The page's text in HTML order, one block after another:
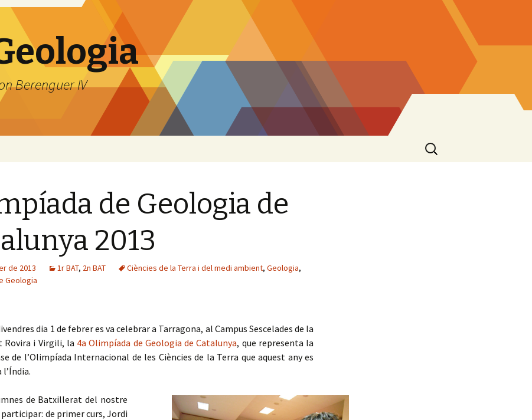
Berenguer IV
Cerca:
de Geologia de
2013
de 2013 1r BAT, 2n BAT Ciències de la Terra i del medi ambient, Geologia,
Geologia
dia 1 de febrer es va celebrar a Tarragona, al Campus Sescelades de la
Rovira i Virgili, la 4a Olimpíada de Geologia de Catalunya, que representa la
de l’Olimpíada Internacional de les Ciències de la Terra que aquest any es
de Batxillerat del nostre
de primer curs, Jordi